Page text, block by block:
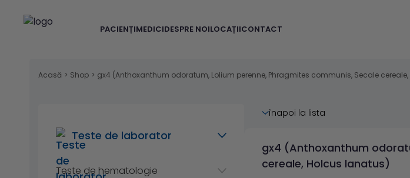
PACIENȚIMEDICIDESPRE NOILOCAȚIICONTACT
Acasă > Shop > gx4 (Anthoxanthum odoratum, Lolium perenne, Phragmites communis, Secale
Teste de laborator
Teste de hematologie
înapoi la lista
gx4 (Anthoxanthum
cereale, Holcus lanatus)